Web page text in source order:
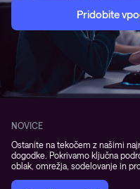
Pridobite
NOVICE
Ostanite na tekočem z našimi
dogodke. Pokrivamo ključna
oblak, omrežja, sodelovanje in